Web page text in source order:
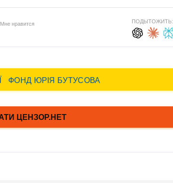
Мне нравится ПОДЫТОЖИТЬ: